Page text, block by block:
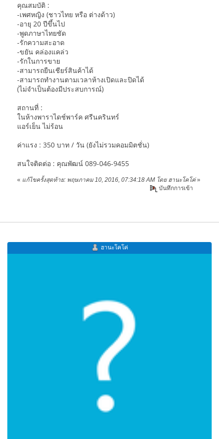
คุณสมบัติ :
-เพศหญิง (ชาวไทย หรือ ต่างด้าว)
-อายุ 20 ปีขึ้นไป
-พูดภาษาไทยชัด
-รักความสะอาด
-ขยัน คล่องแคล่ว
-รักในการขาย
-สามารถยืนเชียร์สินค้าได้
-สามารถทำงานตามเวลาห้างเปิดและปิดได้
(ไม่จำเป็นต้องมีประสบการณ์)
สถานที่ :
ในห้างพาราไดช์พาร์ค ศรีนครินทร์
แอร์เย็น ไม่ร้อน
ค่าแรง : 350 บาท / วัน (ยังไม่รวมคอมมิตชั่น)
สนใจติดต่อ : คุณพัฒน์ 089-046-9455
« แก้ไขครั้งสุดท้าย: พฤษภาคม 10, 2016, 07:34:18 AM โดย ฮานะโคโค่»
บันทึกการเข้า
ฮานะโคโค่